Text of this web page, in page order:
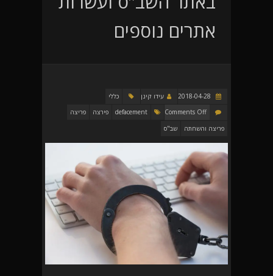
אתרים נוספים
עידו קינן
כללי
Comments Off
defacement פירצה
פריצה
פריצה והשחתה
שב"ס